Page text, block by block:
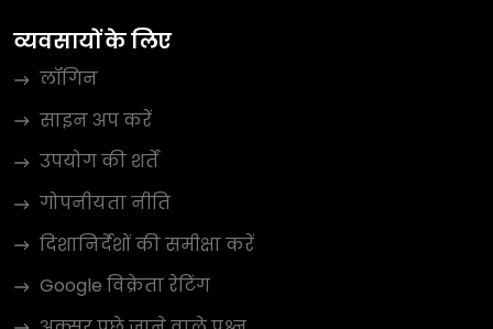
व्यवसायों के लिए
लॉगिन
साइन अप करें
उपयोग की शर्तें
गोपनीयता नीति
दिशानिर्देशों की समीक्षा करें
Google विक्रेता रेटिंग